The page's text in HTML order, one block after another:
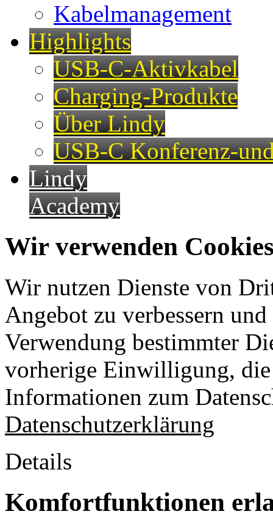
Kabelmanagement
Highlights
USB-C-Aktivkabel
Charging-Produkte
Über Lindy
USB-C Konferenz-
Lindy
Academy
Wir verwenden
Wir nutzen Dienste von
Angebot zu verbessern
Verwendung bestimmter
vorherige Einwilligung,
Informationen zum
Datenschutzerklärung
Details
Komfortfunktionen